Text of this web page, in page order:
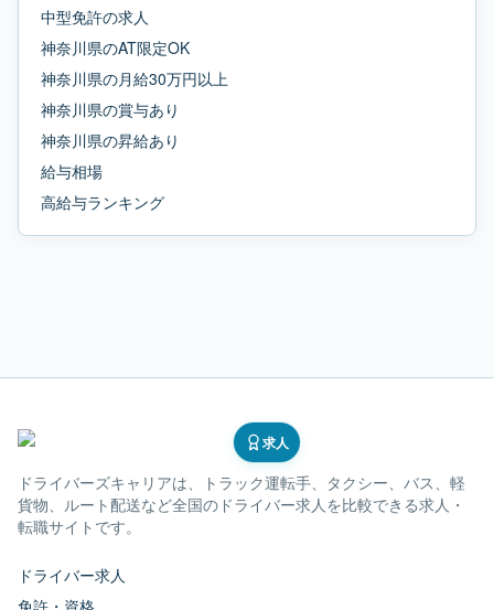
中型免許の求人
神奈川県のAT限定OK
神奈川県の月給30万円以上
神奈川県の賞与あり
神奈川県の昇給あり
給与相場
高給与ランキング
求人
ドライバーズキャリアは、トラック運転手、タクシー、バス、軽
貨物、ルート配送など全国のドライバー求人を比較できる求人・
転職サイトです。
ドライバー求人
免許・資格